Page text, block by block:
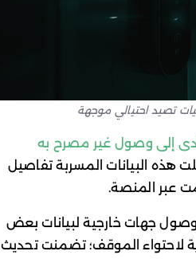
تصيد احتيالي موجهة
إلى وصول غير مصرح به
هذه البيانات المسربة تفاصيل
عبر المنصة.
جهات خارجية لبيانات بعض
لاحتواء الموقف؛ تضمنت تحديث